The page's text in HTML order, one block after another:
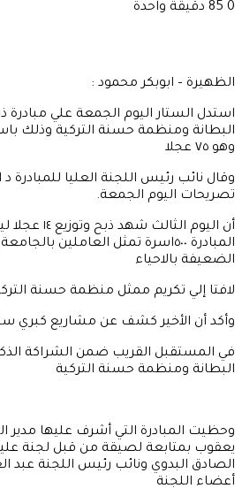
0
دقيقة واحدة
الظهيرة – ابوبكر محمود :
استدل الستار اليوم الجمعة علي مبادرة
البطانة ومنظمة حسنة التركية وذلك
وهو ٧٥ عجلا
وقال نائب رئيس اللجنة العليا للمبادرة
تصريحات اليوم الجمعة.
أن اليوم
المبادرة ٥٠٠اسرة تمثل العاملين
الضعيفة بالاحياء
لافتا إلي تكريم ممثل منظمة حسنة
وأكد أن الأخير كشف عن مشاريع كبري
في المستقبل القريب ضمن الشراكة
البطانة ومنظمة حسنة التركية
وحظيت المبادرة التي أشرف عليها
يعقوب بمتابعة لصيقة من قبل لجنة
الصادق البدوي ونائب رئيس اللجنة عبد
أعضاء اللجنة